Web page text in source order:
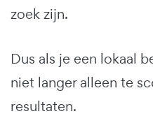
zoek zijn.
Dus als je een lokaal
niet langer alleen te
resultaten.